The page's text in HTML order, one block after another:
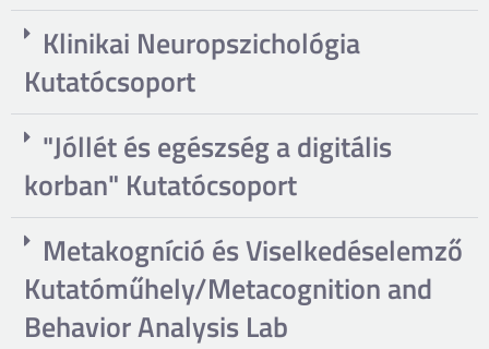
Klinikai Neuropszichológia
Kutatócsoport
"Jóllét és egészség a digitális
korban" Kutatócsoport
Metakogníció és Viselkedéselemző
Kutatóműhely/Metacognition and
Behavior Analysis Lab